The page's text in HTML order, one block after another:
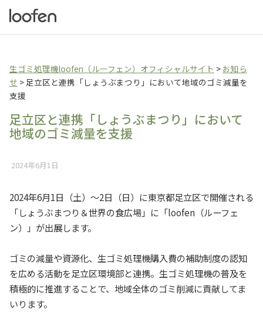
生ゴミ処理機loofen（ルーフェン）オフィシャルサイト > お知ら
せ > 足立区と連携「しょうぶまつり」において地域のゴミ減量を
支援
足立区と連携「しょうぶまつり」において
地域のゴミ減量を支援
2024年6月1日
2024年6月1日（土）〜2日（日）に東京都足立区で開催される
「しょうぶまつり＆世界の食広場」に「loofen（ルーフェ
ン）」が出展します。
ゴミの減量や資源化、生ゴミ処理機購入費の補助制度の認知
を広める活動を足立区環境部と連携。生ゴミ処理機の普及を
積極的に推進することで、地域全体のゴミ削減に貢献してま
いります。